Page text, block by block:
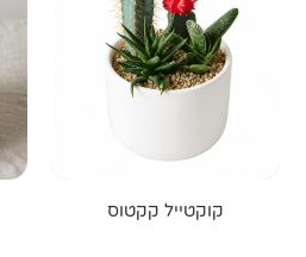
קוקטייל קקטוס